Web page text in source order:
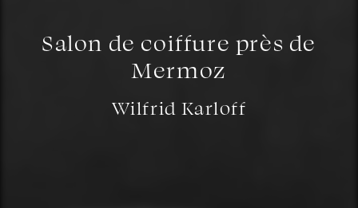
Salon de coiffure près de
Mermoz
Wilfrid Karloff